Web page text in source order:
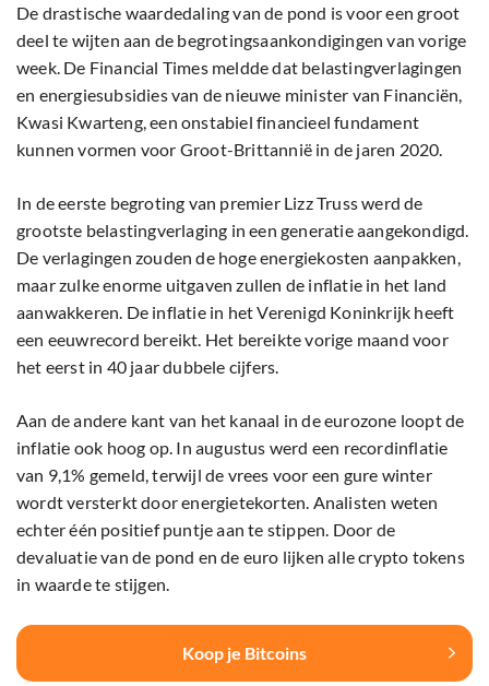
De drastische waardedaling van de pond is voor een groot
deel te wijten aan de begrotingsaankondigingen van vorige
week. De Financial Times meldde dat belastingverlagingen
en energiesubsidies van de nieuwe minister van Financiën,
Kwasi Kwarteng, een onstabiel financieel fundament
kunnen vormen voor Groot-Brittannië in de jaren 2020.
In de eerste begroting van premier Lizz Truss werd de
grootste belastingverlaging in een generatie aangekondigd.
De verlagingen zouden de hoge energiekosten aanpakken,
maar zulke enorme uitgaven zullen de inflatie in het land
aanwakkeren. De inflatie in het Verenigd Koninkrijk heeft
een eeuwrecord bereikt. Het bereikte vorige maand voor
het eerst in 40 jaar dubbele cijfers.
Aan de andere kant van het kanaal in de eurozone loopt de
inflatie ook hoog op. In augustus werd een recordinflatie
van 9,1% gemeld, terwijl de vrees voor een gure winter
wordt versterkt door energietekorten. Analisten weten
echter één positief puntje aan te stippen. Door de
devaluatie van de pond en de euro lijken alle crypto tokens
in waarde te stijgen.
Koop je Bitcoins